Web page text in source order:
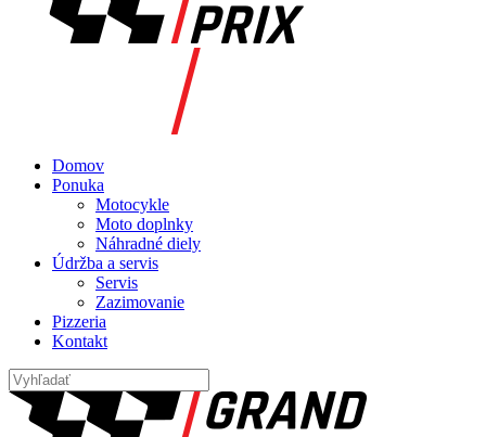
Domov
Ponuka
Motocykle
Moto doplnky
Náhradné diely
Údržba a servis
Servis
Zazimovanie
Pizzeria
Kontakt